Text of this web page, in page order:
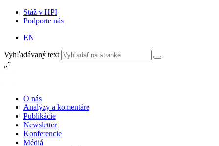
Stáž v HPI
Podporte nás
EN
Vyhľadávaný text
„”
—
—
O nás
Analýzy a komentáre
Publikácie
Newsletter
Konferencie
Médiá